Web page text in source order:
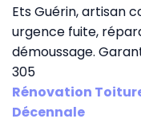
Ets Guérin, artisan
urgence fuite,
démoussage.
305
Rénovation
Décennale